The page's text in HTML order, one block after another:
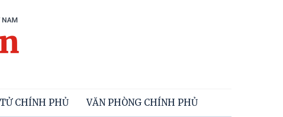
CHÍNH PHỦ VĂN PHÒNG CHÍNH PHỦ